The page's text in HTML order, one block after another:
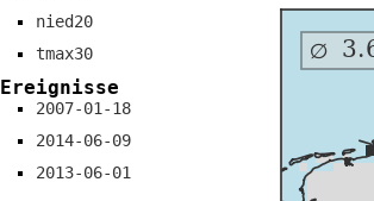
nied20
tmax30
Ereignisse
2007-01-18
2014-06-09
2013-06-01